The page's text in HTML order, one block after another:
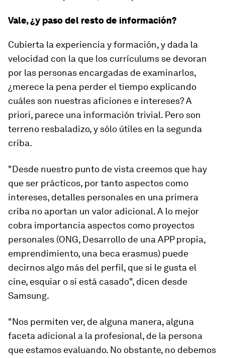
Vale, ¿y paso del resto de información?
Cubierta la experiencia y formación, y dada la
velocidad con la que los currículums se devoran
por las personas encargadas de examinarlos,
¿merece la pena perder el tiempo explicando
cuáles son nuestras aficiones e intereses? A
priori, parece una información trivial. Pero son
terreno resbaladizo, y sólo útiles en la segunda
criba.
"Desde nuestro punto de vista creemos que hay
que ser prácticos, por tanto aspectos como
intereses, detalles personales en una primera
criba no aportan un valor adicional. A lo mejor
cobra importancia aspectos como proyectos
personales (ONG, Desarrollo de una APP propia,
emprendimiento, una beca erasmus) puede
decirnos algo más del perfil, que si le gusta el
cine, esquiar o si está casado", dicen desde
Samsung.
"Nos permiten ver, de alguna manera, alguna
faceta adicional a la profesional, de la persona
que estamos evaluando. No obstante, no debemos